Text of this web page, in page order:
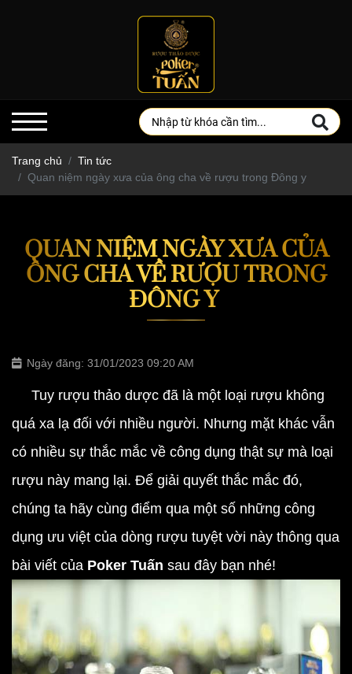
Trang chủ
Tin tức
Quan niệm ngày xưa của ông cha về rượu trong Đông y
QUAN NIỆM NGÀY XƯA CỦA
ÔNG CHA VỀ RƯỢU TRONG
ĐÔNG Y
Ngày đăng: 31/01/2023 09:20 AM
Tuy rượu thảo dược đã là một loại rượu không
quá xa lạ đối với nhiều người. Nhưng mặt khác vẫn
có nhiều sự thắc mắc về công dụng thật sự mà loại
rượu này mang lại. Để giải quyết thắc mắc đó,
chúng ta hãy cùng điểm qua một số những công
dụng ưu việt của dòng rượu tuyệt vời này thông qua
bài viết của Poker Tuấn sau đây bạn nhé!